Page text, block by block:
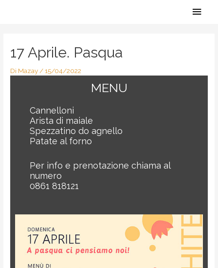
17 Aprile. Pasqua
Di Mazay /15/04/2022
MENU
Cannelloni
Arista di maiale
Spezzatino do agnello
Patate al forno
Per info e prenotazione chiama al
numero
0861 818121